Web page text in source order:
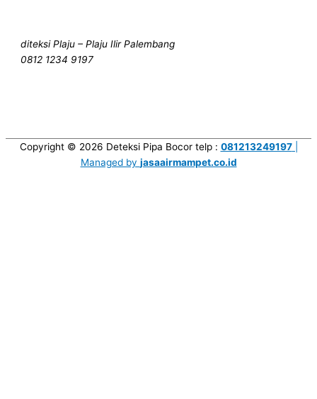
diteksi Plaju – Plaju Ilir Palembang
0812 1234 9197
Copyright © 2026 Deteksi Pipa Bocortelp : 081213249197|
Managed by jasaairmampet.co.id